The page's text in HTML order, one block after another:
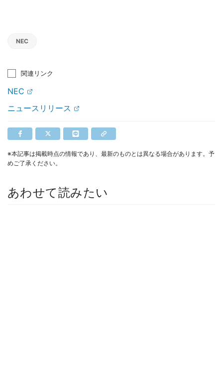
NEC
関連リンク
NEC
ニュースリリース
※本記事は掲載時点の情報であり、最新のものとは異なる場合があります。予
めご了承ください。
あわせて読みたい